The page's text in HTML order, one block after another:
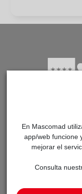
Aplicación para la
En Mascomad
app/web funcione
mejorar el
Consulta